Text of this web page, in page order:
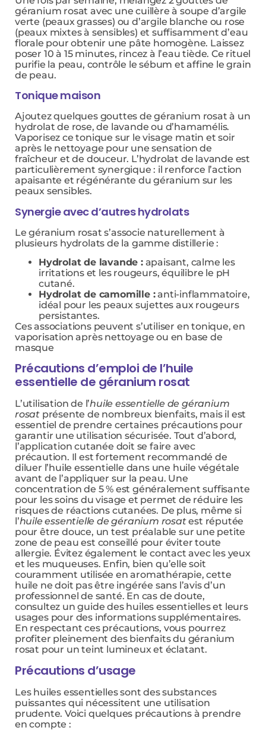
géranium rosat avec une cuillère à soupe d’argile
verte (peaux grasses) ou d’argile blanche ou rose
(peaux mixtes à sensibles) et suffisamment d’eau
florale pour obtenir une pâte homogène. Laissez
poser 10 à 15 minutes, rincez à l’eau tiède. Ce rituel
purifie la peau, contrôle le sébum et affine le grain
de peau.
Tonique maison
Ajoutez quelques gouttes de géranium rosat à un
hydrolat de rose, de lavande ou d’hamamélis.
Vaporisez ce tonique sur le visage matin et soir
après le nettoyage pour une sensation de
fraîcheur et de douceur. L’hydrolat de lavande est
particulièrement synergique : il renforce l’action
apaisante et régénérante du géranium sur les
peaux sensibles.
Synergie avec d’autres hydrolats
Le géranium rosat s’associe naturellement à
plusieurs hydrolats de la gamme distillerie :
Hydrolat de lavande :apaisant, calme les
irritations et les rougeurs, équilibre le pH
cutané.
Hydrolat de camomille :anti-inflammatoire,
idéal pour les peaux sujettes aux rougeurs
persistantes.
Ces associations peuvent s’utiliser en tonique, en
vaporisation après nettoyage ou en base de
masque
Précautions d’emploi de l’huile
essentielle de géranium rosat
L’utilisation de l’huile essentielle de géranium
rosat présente de nombreux bienfaits, mais il est
essentiel de prendre certaines précautions pour
garantir une utilisation sécurisée. Tout d’abord,
l’application cutanée doit se faire avec
précaution. Il est fortement recommandé de
diluer l’huile essentielle dans une huile végétale
avant de l’appliquer sur la peau. Une
concentration de 5 % est généralement suffisante
pour les soins du visage et permet de réduire les
risques de réactions cutanées. De plus, même si
l’huile essentielle de géranium rosatest réputée
pour être douce, un test préalable sur une petite
zone de peau est conseillé pour éviter toute
allergie. Évitez également le contact avec les yeux
et les muqueuses. Enfin, bien qu’elle soit
couramment utilisée en aromathérapie, cette
huile ne doit pas être ingérée sans l’avis d’un
professionnel de santé. En cas de doute,
consultez un guide des huiles essentielles et leurs
usages pour des informations supplémentaires.
En respectant ces précautions, vous pourrez
profiter pleinement des bienfaits du géranium
rosat pour un teint lumineux et éclatant.
Précautions d’usage
Les huiles essentielles sont des substances
puissantes qui nécessitent une utilisation
prudente. Voici quelques précautions à prendre
en compte :